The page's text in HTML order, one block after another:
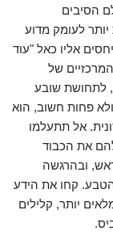
הסיבים
לעומק מדוע
אליו כאל "עוד
של
לתחושת שובע
פחות חשוב, הוא
אל תתעלמו
את הכבוד
ובהרגשה
קחו את הידע
יותר, קלילים